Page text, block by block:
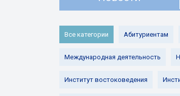
Все категории Абитуриентам
Международная деятельность
Институт востоковедения